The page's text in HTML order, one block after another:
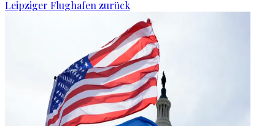
Leipziger Flughafen zurück